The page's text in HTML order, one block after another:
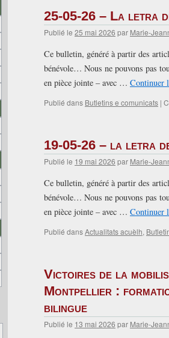
25-05-26 – La letra
Publié le 25 mai 2026 par Marie-
Ce bulletin, généré à partir des
bénévole… Nous ne pouvons pas
en pièce jointe – avec … Continuer
Publié dans Butletins e comunicats |
19-05-26 – la letra
Publié le 19 mai 2026 par Marie-
Ce bulletin, généré à partir des
bénévole… Nous ne pouvons pas
en pièce jointe – avec … Continuer
Publié dansActualitats acuèlh,
Victoires de la
Montpellier :
bilingue
Publié le 13 mai 2026 par Marie-